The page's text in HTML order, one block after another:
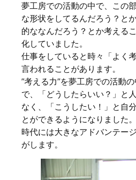
夢工房での活動の中で、この
な形状をしてるんだろう？と
的ななんだろう？とか考える
化していました。
仕事をしていると時々「よく
言われることがあります。
”考える力”を夢工房での活動
で、「どうしたらいい？」と
なく、「こうしたい！」と自
とができるようになりました
時代には大きなアドバンテー
がします。